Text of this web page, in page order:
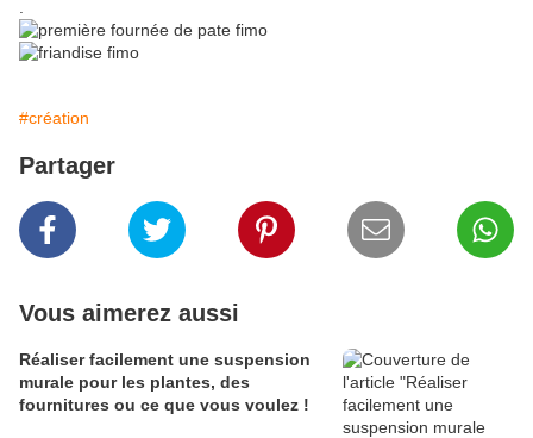
#création
Partager
Vous aimerez aussi
Réaliser facilement une suspension
murale pour les plantes, des
fournitures ou ce que vous voulez !